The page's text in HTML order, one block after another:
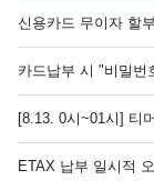
신용카드 무이자 할
카드납부 시 "비밀번
[8.13. 0시~01시] 티
ETAX 납부 일시적